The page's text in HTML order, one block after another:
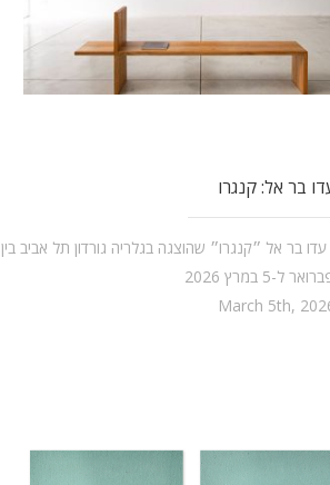
בר אל: קנגרו
בר אל ״קנגרו״ שהוצגה בגלריה גורדון תל אביב בין
March 5th,